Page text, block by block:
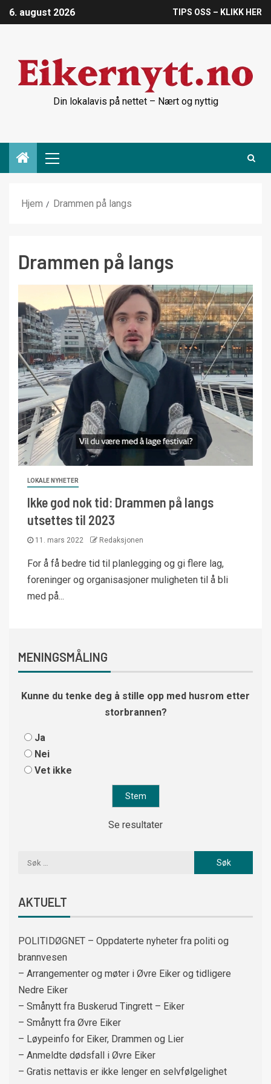
6. august 2026 TIPS OSS – KLIKK HER
Din lokalavis på nettet – Nært og nyttig
Hjem Drammen på langs
Drammen på langs
LOKALE NYHETER
Ikke god nok tid: Drammen på langs
utsettes til 2023
11. mars 2022 Redaksjonen
For å få bedre tid til planlegging og gi flere lag,
foreninger og organisasjoner muligheten til å bli
med på...
MENINGSMÅLING
Kunne du tenke deg å stille opp med husrom etter
storbrannen?
Ja
Nei
Vet ikke
Se resultater
AKTUELT
POLITIDØGNET – Oppdaterte nyheter fra politi og
brannvesen
– Arrangementer og møter i Øvre Eiker og tidligere
Nedre Eiker
– Smånytt fra Buskerud Tingrett – Eiker
– Smånytt fra Øvre Eiker
– Løypeinfo for Eiker, Drammen og Lier
– Anmeldte dødsfall i Øvre Eiker
– Gratis nettavis er ikke lenger en selvfølgelighet